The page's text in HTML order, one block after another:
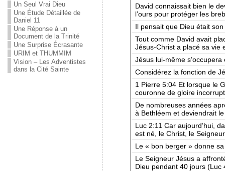
Un Seul Vrai Dieu
Une Étude Détaillée de
Daniel 11
Une Réponse à un
Document de la Trinité
Une Surprise Écrasante
URIM et THUMMIM
Vision – Les Adventistes
dans la Cité Sainte
David connaissait bien le
l’ours pour protéger les
Il pensait que Dieu était
Tout comme David avait
Jésus-Christ a placé sa vie
Jésus lui-même
Considérez la fonction de
1 Pierre 5:04 Et lorsque le
couronne de gloire
De nombreuses années
à Bethléem et deviendrait
Luc 2:11 Car aujourd’hui,
est né, le Christ, le
Le « bon berger » donne
Le Seigneur Jésus a
Dieu pendant 40 jours (Luc